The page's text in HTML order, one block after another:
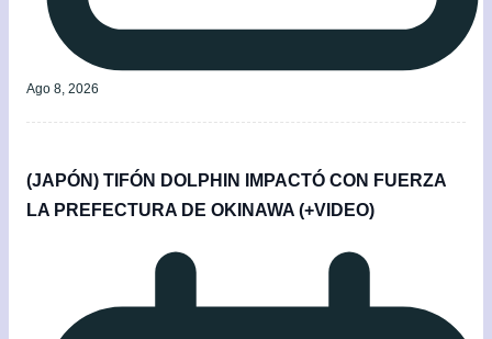
Ago 8, 2026
(JAPÓN) TIFÓN DOLPHIN IMPACTÓ CON FUERZA
LA PREFECTURA DE OKINAWA (+VIDEO)